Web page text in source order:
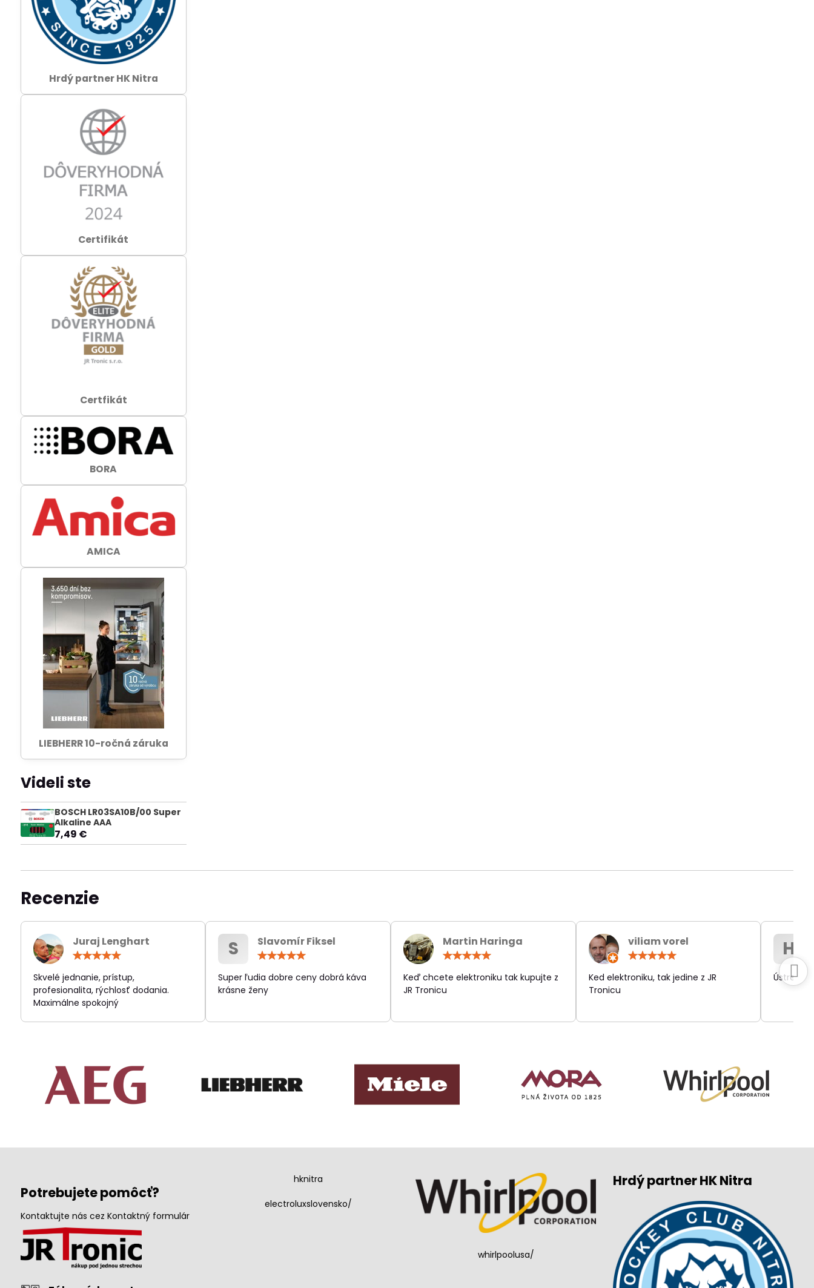
Hrdý partner HK Nitra
Certifikát
Certfikát
BORA
AMICA
LIEBHERR 10-ročná záruka
Videli ste
BOSCH LR03SA10B/00 Super
Alkaline AAA
7,49 €
Recenzie
Juraj Lenghart
Skvelé jednanie, prístup,
profesionalita, rýchlosť dodania.
Maximálne spokojný
S
Slavomír Fiksel
/
5
Super ľudia dobre ceny dobrá káva
krásne ženy
Martin Haringa
/
5
Keď chcete elektroniku tak kupujte z
JR Tronicu
viliam vorel
/
5
Ked elektroniku, tak jedine z JR
Tronicu
H
Potrebujete pomôcť?
Kontaktujte nás cez Kontaktný formulár
hknitra
electroluxslovensko/
whirlpoolusa/
Hrdý partner HK Nitra